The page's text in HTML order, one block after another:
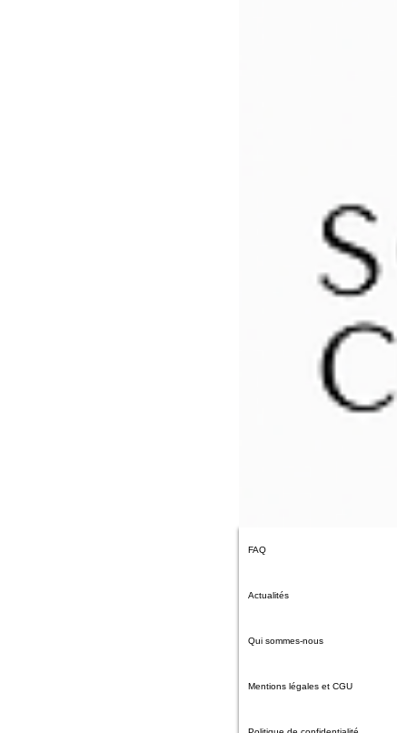
FAQ
Actualités
Qui sommes-nous
Mentions légales et CGU